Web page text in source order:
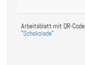
Arbeitsblatt mit QR-
"Schokolade"